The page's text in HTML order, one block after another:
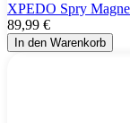
XPEDO Spry
89,99 €
In den Warenkorb